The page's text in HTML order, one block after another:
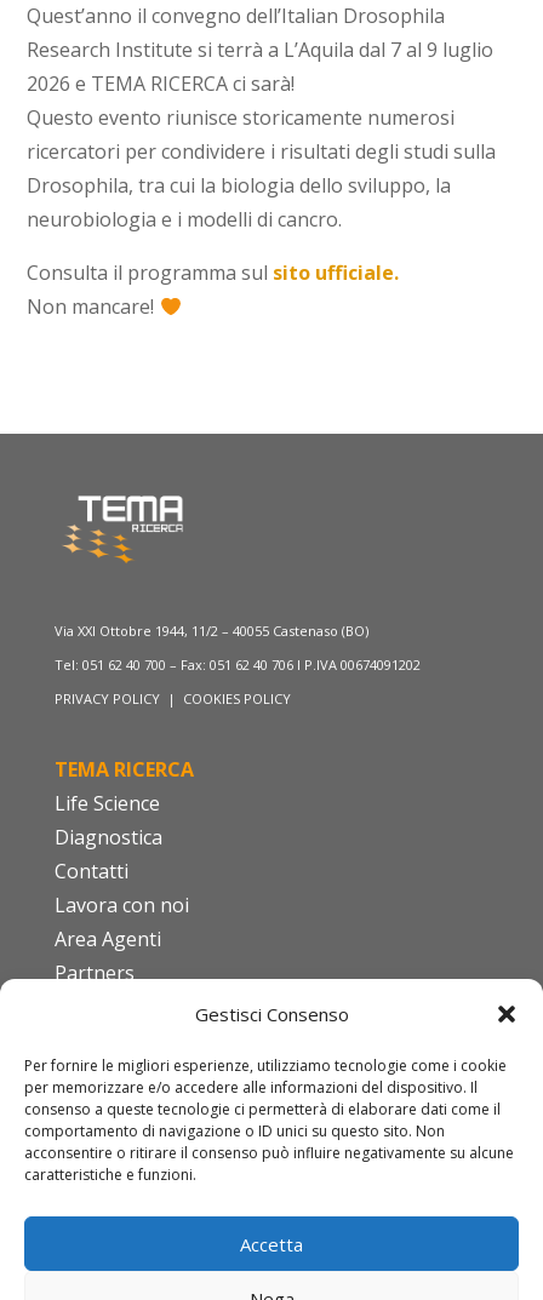
Gestisci Consenso
Per fornire le migliori esperienze, utilizziamo tecnologie come i cookie
per memorizzare e/o accedere alle informazioni del dispositivo. Il
consenso a queste tecnologie ci permetterà di elaborare dati come il
comportamento di navigazione o ID unici su questo sito. Non
acconsentire o ritirare il consenso può influire negativamente su alcune
caratteristiche e funzioni.
Accetta
Quest’anno il convegno dell’Italian Drosophila
Research Institute si terrà a L’Aquila dal 7 al 9 luglio
2026 e TEMA RICERCA ci sarà!
Questo evento riunisce storicamente numerosi
ricercatori per condividere i risultati degli studi sulla
Drosophila, tra cui la biologia dello sviluppo, la
neurobiologia e i modelli di cancro.
Consulta il programma sul sito ufficiale.
Non mancare!
Via XXI Ottobre 1944, 11/2 – 40055 Castenaso (BO)
Tel: 051 62 40 700 – Fax: 051 62 40 706 I P.IVA 00674091202
PRIVACY POLICY | COOKIES POLICY
TEMA RICERCA
Life Science
Diagnostica
Contatti
Lavora con noi
Area Agenti
Partners
Codice etico
ISO 9001:2015
Download DURC
Condizioni di vendita
Mod. Org. D.Lgs 231/01